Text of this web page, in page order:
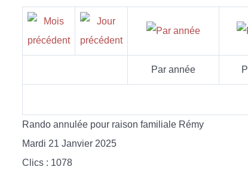
Par année
Rando annulée pour raison familiale Rémy
Mardi 21 Janvier 2025
Clics : 1078